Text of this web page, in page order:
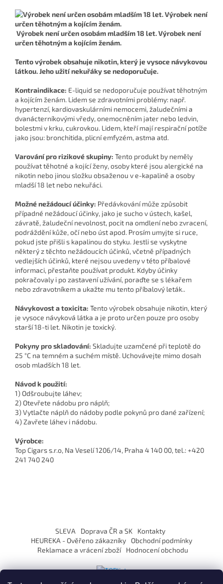
Výrobek není určen osobám mladším 18 let. Výrobek není
určen těhotným a kojícím ženám.
Tento výrobek obsahuje nikotin, který je vysoce návykovou
látkou. Jeho užití nekuřáky se nedoporučuje.
Kontraindikace: E-liquid se nedoporučuje používat těhotným
a kojícím ženám. Lidem se zdravotními problémy: např.
hypertenzí, kardiovaskulárními nemocemi, žaludečními a
dvanácterníkovými vředy, onemocněním jater nebo ledvin,
bolestmi v krku, cukrovkou. Lidem, kteří mají respirační potíže
jako jsou: bronchitida, plicní emfyzém, astma atd.
Varování pro rizikové skupiny: Tento produkt by neměly
používat těhotné a kojící ženy, osoby které jsou alergické na
nikotin nebo jinou složku obsaženou v e-kapalině a osoby
mladší 18 let nebo nekuřáci.
Možné nežádoucí účinky: Předávkování může způsobit
případné nežádoucí účinky, jako je sucho v ústech, kašel,
závratě, žaludeční nevolnost, pocit na omdlení nebo zvracení,
podráždění kůže, očí nebo úst apod. Prosím umyjte si ruce,
pokud jste přišli s kapalinou do styku. Jestli se vyskytne
některý z těchto nežádoucích účinků, včetně případných
vedlejších účinků, které nejsou uvedeny v této příbalové
informaci, přestaňte používat produkt. Kdyby účinky
pokračovaly i po zastavení užívání, poraďte se s lékařem
nebo zdravotníkem a ukažte mu tento příbalový leták..
Návykovost a toxicita: Tento výrobek obsahuje nikotin, který
je vysoce návyková látka a je proto určen pouze pro osoby
starší 18-ti let. Nikotin je toxický.
Pokyny pro skladování: Skladujte uzamčené při teplotě do
25 °C na temném a suchém místě. Uchovávejte mimo dosah
osob mladších 18 let.
Návod k použití:
1) Odšroubujte láhev;
2) Otevřete nádobu pro náplň;
3) Vytlačte náplň do nádoby podle pokynů pro dané zařízení;
4) Zavřete láhev i nádobu.
Výrobce:
Top Cigars s.r.o, Na Veselí 1206/14, Praha 4 140 00, tel.: +420
241 740 240
í
SLEVA Doprava ČR a SK
Kontakty
HEUREKA - Ověřeno zákazníky
Obchodní podmínky
Reklamace a vrácení zboží
Hodnocení obchodu